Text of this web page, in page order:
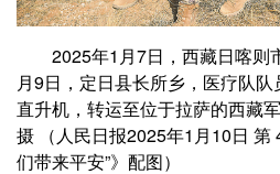
2025年1月7日，西藏日喀则
月9日，定日县长所乡，医疗队
直升机，转运至位于拉萨的西藏
摄 （人民日报2025年1月10日 第
们带来平安”》配图）